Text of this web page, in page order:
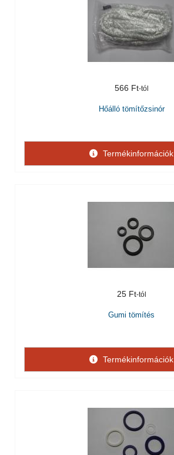
566 Ft
Hőálló tömítőzsinór
Termékinformációk
25 Ft
Gumi tömítés
Termékinformációk